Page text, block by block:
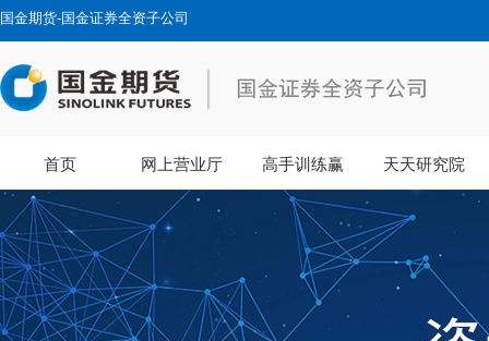
国金期货-国金证券全资子公司
首页 网上营业厅 高手训练赢 天天研究院